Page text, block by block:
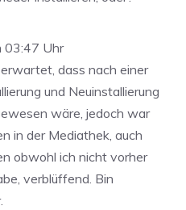
03:47 Uhr
dass nach einer
und Neuinstallierung
wäre, jedoch war
in der Mediathek, auch
obwohl ich nicht vorher
verblüffend. Bin